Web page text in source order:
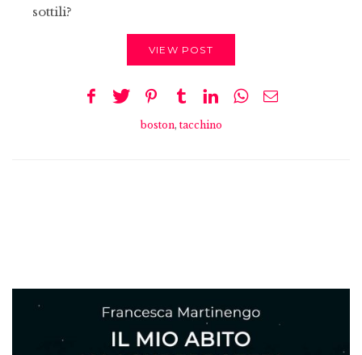
sottili?
VIEW POST
boston, tacchino